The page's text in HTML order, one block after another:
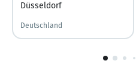
Düsseldorf
Deutschland